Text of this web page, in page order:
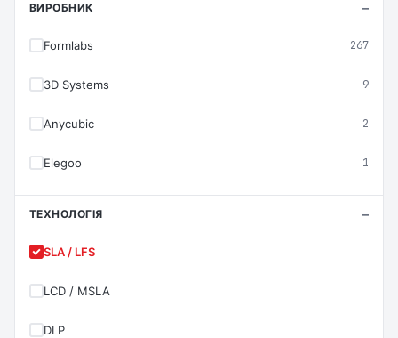
ВИРОБНИК
Formlabs 267
3D Systems 9
Anycubic 2
Elegoo 1
ТЕХНОЛОГІЯ
SLA / LFS
LCD / MSLA
DLP